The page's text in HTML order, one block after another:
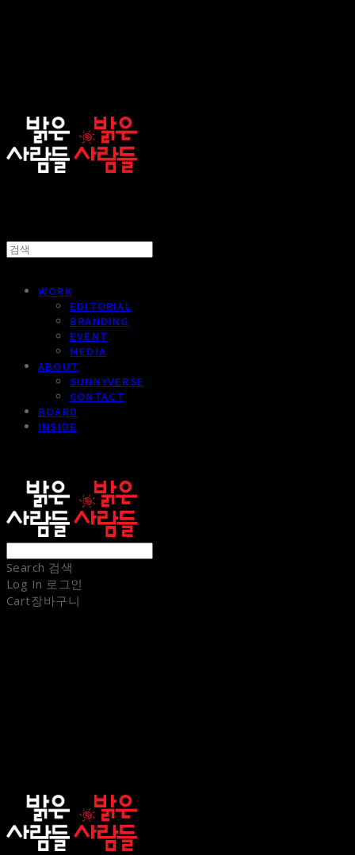
WORK
EDITORIAL
BRANDING
EVENT
MEDIA
ABOUT
SUNNYVERSE
CONTACT
BOARD
INSIDE
Search 검색
Log In 로그인
Cart장바구니